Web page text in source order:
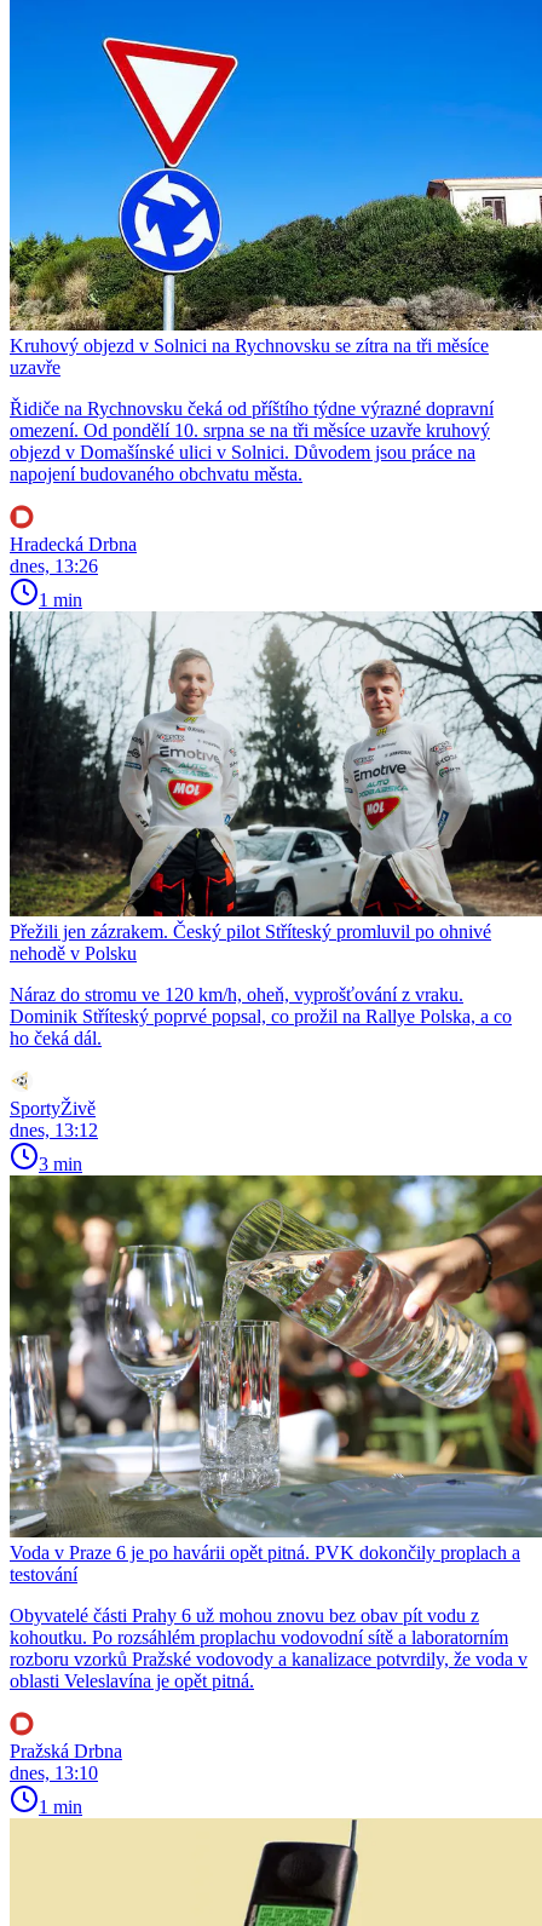
Kruhový objezd v Solnici na Rychnovsku se zítra na tři měsíce
uzavře
Řidiče na Rychnovsku čeká od příštího týdne výrazné dopravní
omezení. Od pondělí 10. srpna se na tři měsíce uzavře kruhový
objezd v Domašínské ulici v Solnici. Důvodem jsou práce na
napojení budovaného obchvatu města.
Hradecká Drbna
dnes, 13:26
1 min
Přežili jen zázrakem. Český pilot Stříteský promluvil po ohnivé
nehodě v Polsku
Náraz do stromu ve 120 km/h, oheň, vyprošťování z vraku.
Dominik Stříteský poprvé popsal, co prožil na Rallye Polska, a co
ho čeká dál.
SportyŽivě
dnes, 13:12
3 min
Voda v Praze 6 je po havárii opět pitná. PVK dokončily proplach a
testování
Obyvatelé části Prahy 6 už mohou znovu bez obav pít vodu z
kohoutku. Po rozsáhlém proplachu vodovodní sítě a laboratorním
rozboru vzorků Pražské vodovody a kanalizace potvrdily, že voda v
oblasti Veleslavína je opět pitná.
Pražská Drbna
dnes, 13:10
1 min